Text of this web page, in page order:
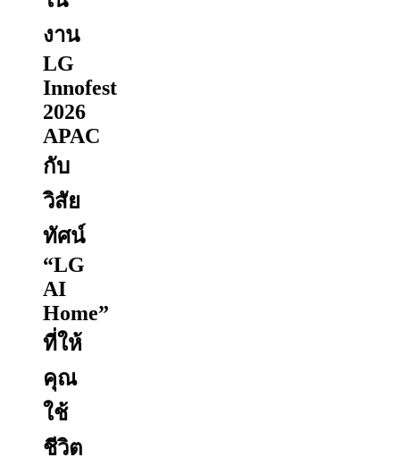
งาน
LG
Innofest
2026
APAC
กับ
วิสัย
ทัศน์
“LG
AI
Home”
ที่ให้
คุณ
ใช้
ชีวิต